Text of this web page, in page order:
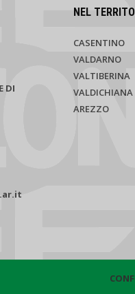
DI
NEL
CASENTINO
VALDARNO
VALTIBERINA
VALDICHIANA
AREZZO